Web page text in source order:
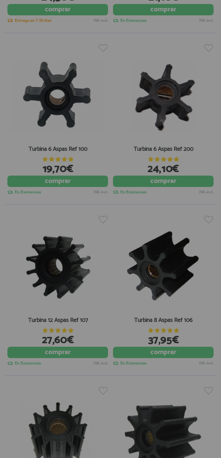
AFILIADOS
910 60 71 03
HORARIO de TIENDA:
de 10:00 a 20:00 de Lunes a Viernes
Sábados de 10:00 a 14:00
info@francobordo.com
registro profesional
comprar
Entrega en 7-10 días IVA incl.
comprar
En Existencias IVA incl.
Turbina 6 Aspas Ref 100
19,70€
comprar
En Existencias IVA incl.
Turbina 6 Aspas Ref 200
24,10€
comprar
En Existencias IVA incl.
Turbina 12 Aspas Ref 107
27,60€
comprar
En Existencias IVA incl.
Turbina 8 Aspas Ref 106
37,95€
comprar
En Existencias IVA incl.